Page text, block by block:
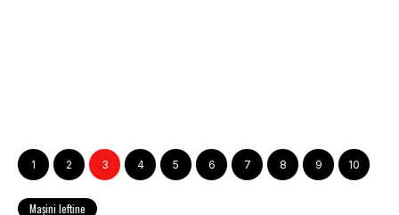
1 2 3 4 5 6 7 8 9 10
Maşini Ieftine